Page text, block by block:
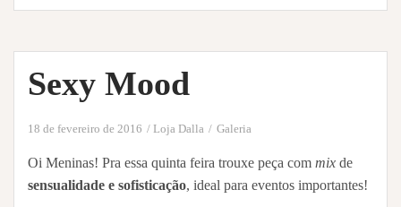
Sexy Mood
18 de fevereiro de 2016 Loja Dalla Galeria
Oi Meninas! Pra essa quinta feira trouxe peça com mix de
sensualidade e sofisticação, ideal para eventos importantes!